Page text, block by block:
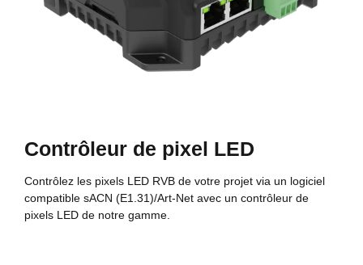
Contrôleur de pixel LED
Contrôlez les pixels LED RVB de votre projet via un logiciel
compatible sACN (E1.31)/Art-Net avec un contrôleur de
pixels LED de notre gamme.